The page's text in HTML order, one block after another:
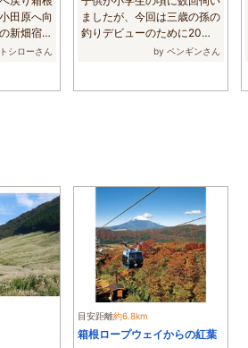
田原へ向
新畑宿橋
シローさん
ましたが、今回は三歳の孫の
釣りデビューのために20年
ぶりくらいに伺...by ペンギンさん
目安距離約6.8km
箱根ロープウェイからの紅葉